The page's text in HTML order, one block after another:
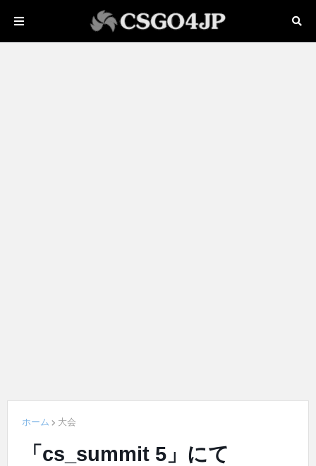
ホーム 大会
「cs_summit 5」にて